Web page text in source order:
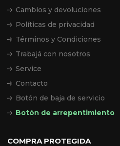
Cambios y devoluciones
Políticas de privacidad
Términos y Condiciones
Trabajá con nosotros
Service
Contacto
Botón de baja de servicio
Botón de arrepentimiento
COMPRA PROTEGIDA